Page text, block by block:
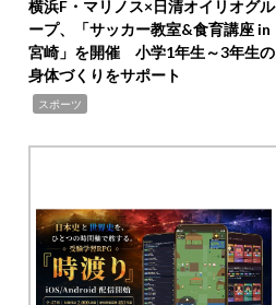
横浜F・マリノス×日清オイリオグル
ープ、「サッカー教室&食育講座 in
宮崎」を開催 小学1年生～3年生の
身体づくりをサポート
スポーツ